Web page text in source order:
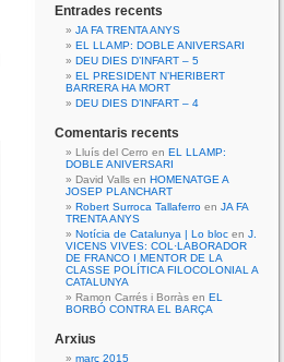
Entrades recents
JA FA TRENTA ANYS
EL LLAMP: DOBLE ANIVERSARI
DEU DIES D’INFART – 5
EL PRESIDENT N’HERIBERT
BARRERA HA MORT
DEU DIES D’INFART – 4
Comentaris recents
Lluís del Cerro en EL LLAMP:
DOBLE ANIVERSARI
David Valls en HOMENATGE A
JOSEP PLANCHART
Robert Surroca Tallaferro en JA FA
TRENTA ANYS
Notícia de Catalunya | Lo bloc en J.
VICENS VIVES: COL·LABORADOR
DE FRANCO I MENTOR DE LA
CLASSE POLÍTICA FILOCOLONIAL A
CATALUNYA
Ramon Carrés i Borràs en EL
BORBÓ CONTRA EL BARÇA
Arxius
març 2015